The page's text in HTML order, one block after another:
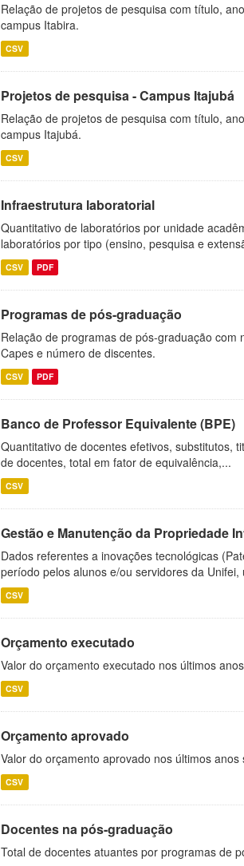
Relação de projetos de pesquisa com título,
campus Itabira.
CSV
Projetos de pesquisa - Campus Itajubá
Relação de projetos de pesquisa com título,
campus Itajubá.
CSV
Infraestrutura laboratorial
Quantitativo de laboratórios por unidade
laboratórios por tipo (ensino, pesquisa e
CSV PDF
Programas de pós-graduação
Relação de programas de pós-graduação
Capes e número de discentes.
CSV PDF
Banco de Professor Equivalente (BPE)
Quantitativo de docentes efetivos, substitutos,
de docentes, total em fator de equivalência,...
CSV
Gestão e Manutenção da Propriedade
Dados referentes a inovações tecnológicas
período pelos alunos e/ou servidores da Unifei,
CSV
Orçamento executado
Valor do orçamento executado nos últimos
CSV
Orçamento aprovado
Valor do orçamento aprovado nos últimos
CSV
Docentes na pós-graduação
Total de docentes atuantes por programas de